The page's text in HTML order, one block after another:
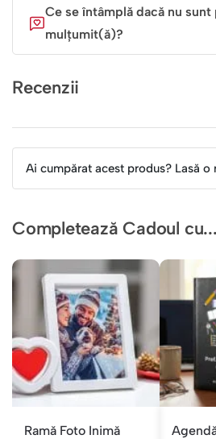
Ce se întâmplă dacă nu sunt
mulțumit(ă)?
Recenzii
Ai cumpărat acest produs? Lasă o
Completează Cadoul cu...
Ramă Foto Inimă